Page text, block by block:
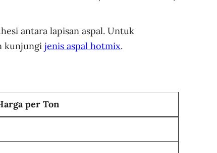
antara lapisan aspal. Untuk
kunjungi jenis aspal hotmix.
per Ton